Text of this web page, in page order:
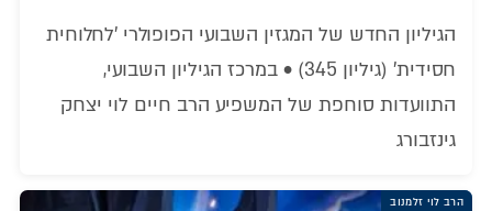
הגיליון החדש של המגזין השבועי הפופולרי 'לחלוחית
חסידית' (גיליון 345) • במרכז הגיליון השבועי,
התוועדות סוחפת של המשפיע הרב חיים לוי יצחק
גינזבורג
הרב לוי זלמנוב